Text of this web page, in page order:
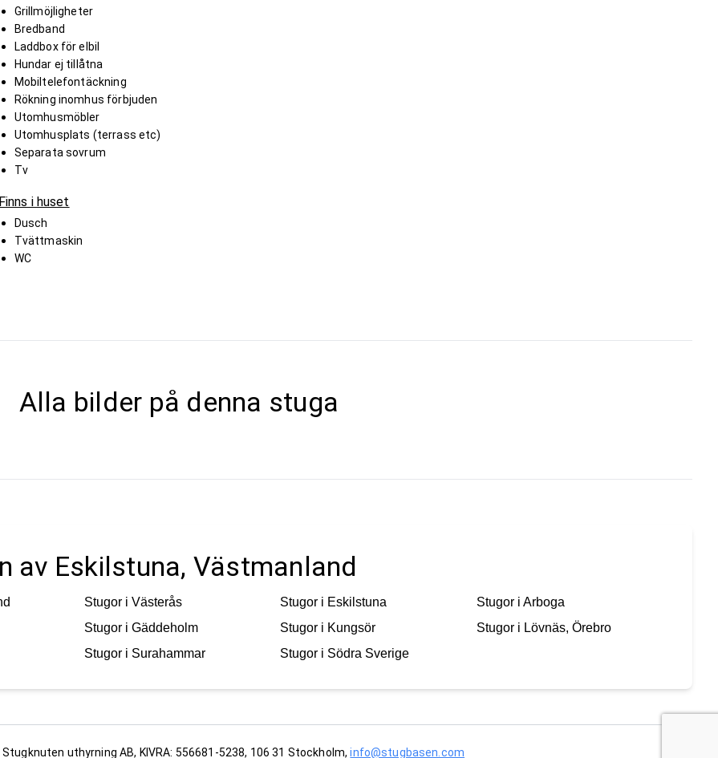
Grillmöjligheter
Bredband
Laddbox för elbil
Hundar ej tillåtna
Mobiltelefontäckning
Rökning inomhus förbjuden
Utomhusmöbler
Utomhusplats (terrass etc)
Separata sovrum
Tv
Finns i huset
Dusch
Tvättmaskin
WC
Alla bilder på denna stuga
av Eskilstuna, Västmanland
Stugor i Västerås Stugor i Eskilstuna Stugor i Arboga
Stugor i Gäddeholm Stugor i Kungsör Stugor i Lövnäs, Örebro
Stugor i Surahammar Stugor i Södra Sverige
uthyrning AB, KIVRA: 556681-5238, 106 31 Stockholm,info@stugbasen.com